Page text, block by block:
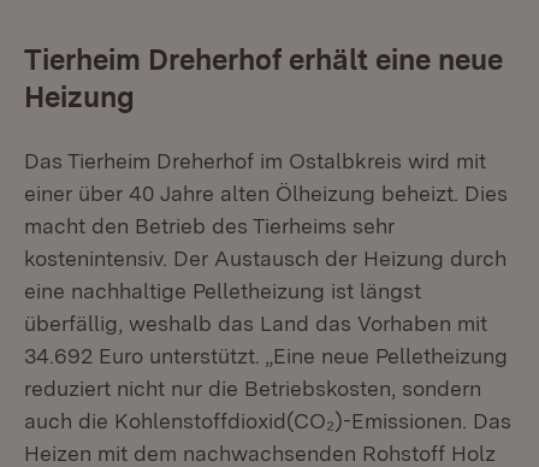
Tierheim Dreherhof erhält eine neue
Heizung
Das Tierheim Dreherhof im Ostalbkreis wird mit
einer über 40 Jahre alten Ölheizung beheizt. Dies
macht den Betrieb des Tierheims sehr
kostenintensiv. Der Austausch der Heizung durch
eine nachhaltige Pelletheizung ist längst
überfällig, weshalb das Land das Vorhaben mit
34.692 Euro unterstützt. „Eine neue Pelletheizung
reduziert nicht nur die Betriebskosten, sondern
auch die Kohlenstoffdioxid(CO₂)-Emissionen. Das
Heizen mit dem nachwachsenden Rohstoff Holz